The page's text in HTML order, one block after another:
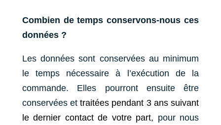
Combien de temps conservons-nous ces
données ?
Les données sont conservées au minimum
le temps nécessaire à l’exécution de la
commande.
Elles pourront ensuite être
conservées ettraitées pendant 3 ans suivant
le dernier contact de votre part, pour nous